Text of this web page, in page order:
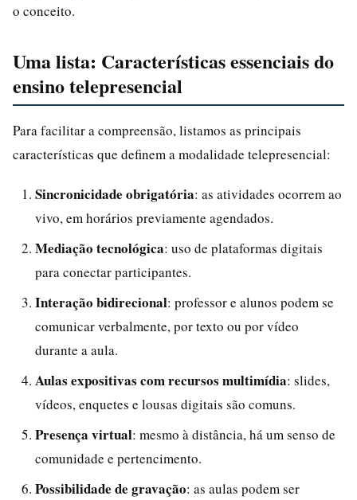
o conceito.
Uma lista: Características essenciais do
ensino telepresencial
Para facilitar a compreensão, listamos as principais
características que definem a modalidade telepresencial:
Sincronicidade obrigatória: as atividades ocorrem ao
vivo, em horários previamente agendados.
Mediação tecnológica: uso de plataformas digitais
para conectar participantes.
Interação bidirecional: professor e alunos podem se
comunicar verbalmente, por texto ou por vídeo
durante a aula.
Aulas expositivas com recursos multimídia: slides,
vídeos, enquetes e lousas digitais são comuns.
Presença virtual: mesmo à distância, há um senso de
comunidade e pertencimento.
Possibilidade de gravação: as aulas podem ser